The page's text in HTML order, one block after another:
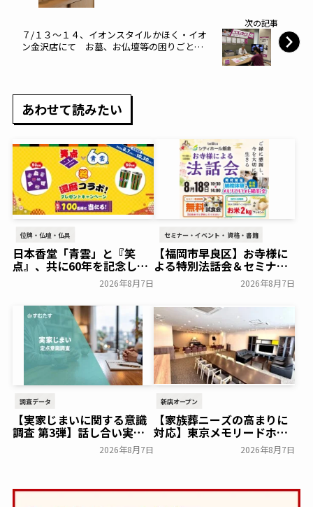
次の記事
７/１３～１４、イオンスタイルかほく・イオ
ン金沢店にて お墓、お仏壇等の困りごとの
あわせて読みたい
位牌・仏壇・仏具
日本香堂「青雲」と『笑
点』、共に60年を記念した
初コラボ！オリジナルグッ
ズのプレゼントキャンペー
ンを実施～日本香堂～
一般公開
2026年8月7日
セミナー・イベント・資格・書籍
【福岡市早良区】お寺様に
よる特別法話会＆セミナー
特典「無料試食会」を8月
18日(月)にシティホール飯
倉にて開催！～ベルコ～
一般公開
2026年8月7日
調査データ
【実家じまいに関する意識
調査 第3弾】話し合い実施
率は29.5％で前回から低
下。「大相続時代」でも家
2026年8月7日
新店オープン
【家族葬ニーズの高まりに
対応】東京メモリードホー
ルに貸切型家族葬空間『第
８ホール～Living～』オー
2026年8月7日